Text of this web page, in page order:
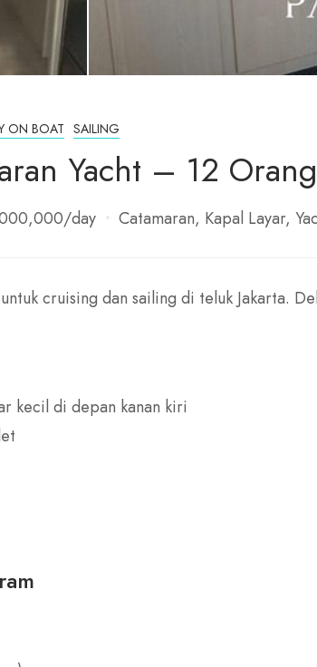
ON BOAT SAILING
Yacht – 12 Orang
/day Catamaran Kapal Layar
cruising dan sailing di teluk Jakarta.
kecil di depan kanan kiri